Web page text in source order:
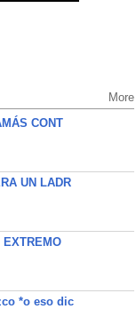
More
CONT
UN LADR
EXTREMO
*o eso dic